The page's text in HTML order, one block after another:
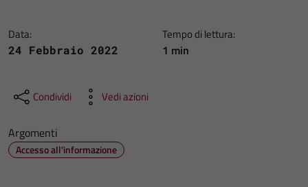
Data:
24 Febbraio 2022
Tempo di lettura:
1 min
Condividi Vedi azioni
Argomenti
Accesso all'informazione